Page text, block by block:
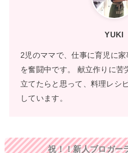
YUKI
2児のママで、仕事に育児に
を奮闘中です。 献立作りに苦
立てたらと思って、料理レシ
しています。
祝！！新人ブロガー